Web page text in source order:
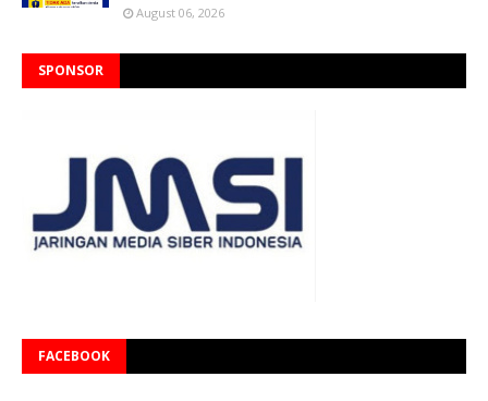
August 06, 2026
SPONSOR
FACEBOOK